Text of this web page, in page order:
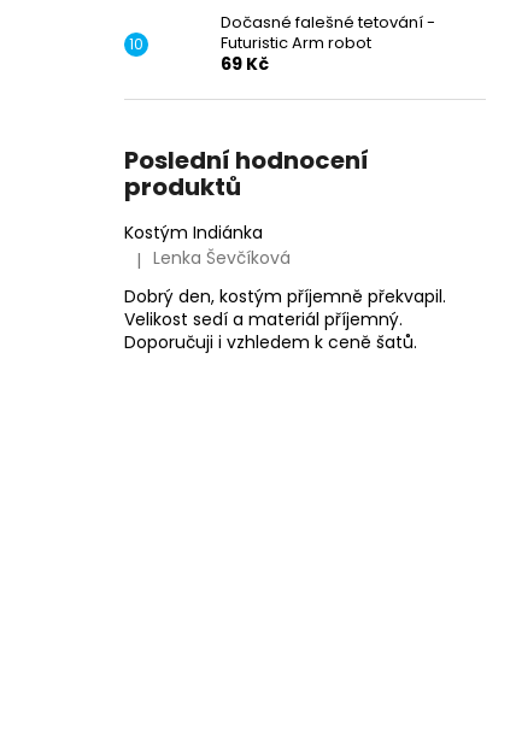
Dočasné falešné tetování -
Futuristic Arm robot
69 Kč
Poslední hodnocení
produktů
Kostým Indiánka
Hodnocení produktu je 5 z 5 hvězdiček.
| Lenka Ševčíková
Dobrý den, kostým příjemně překvapil.
Velikost sedí a materiál příjemný.
Doporučuji i vzhledem k ceně šatů.